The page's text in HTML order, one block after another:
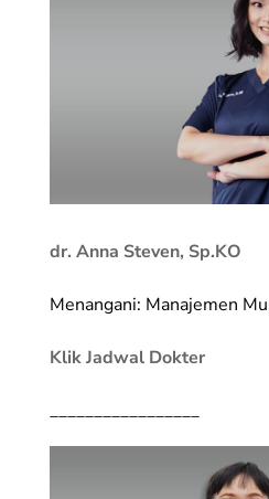
dr. Anna Steven, Sp.KO
Menangani: Manajemen
Klik Jadwal Dokter
_________________